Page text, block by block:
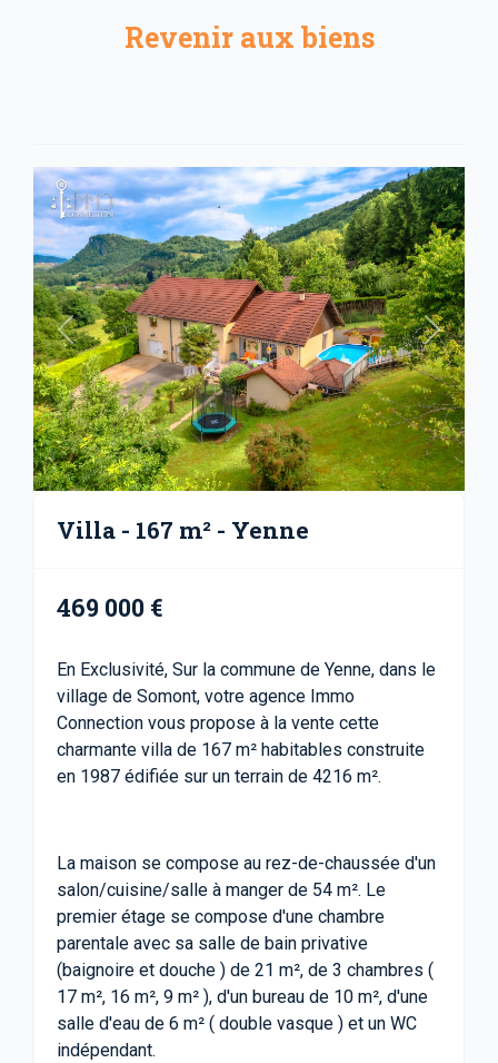
Revenir aux biens
Précédent Suivant
Villa - 167 m² - Yenne
469 000 €
En Exclusivité, Sur la commune de Yenne, dans le
village de Somont, votre agence Immo
Connection vous propose à la vente cette
charmante villa de 167 m² habitables construite
en 1987 édifiée sur un terrain de 4216 m².
La maison se compose au rez-de-chaussée d'un
salon/cuisine/salle à manger de 54 m². Le
premier étage se compose d'une chambre
parentale avec sa salle de bain privative
(baignoire et douche ) de 21 m², de 3 chambres (
17 m², 16 m², 9 m² ), d'un bureau de 10 m², d'une
salle d'eau de 6 m² ( double vasque ) et un WC
indépendant.